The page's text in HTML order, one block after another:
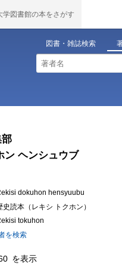
学図書館の本をさがす
図書・雑誌検索
ン ヘンシュウブ
dokuhon hensyuubu
史読本（レキシ トクホン）
tokuhon
を検索
を表示